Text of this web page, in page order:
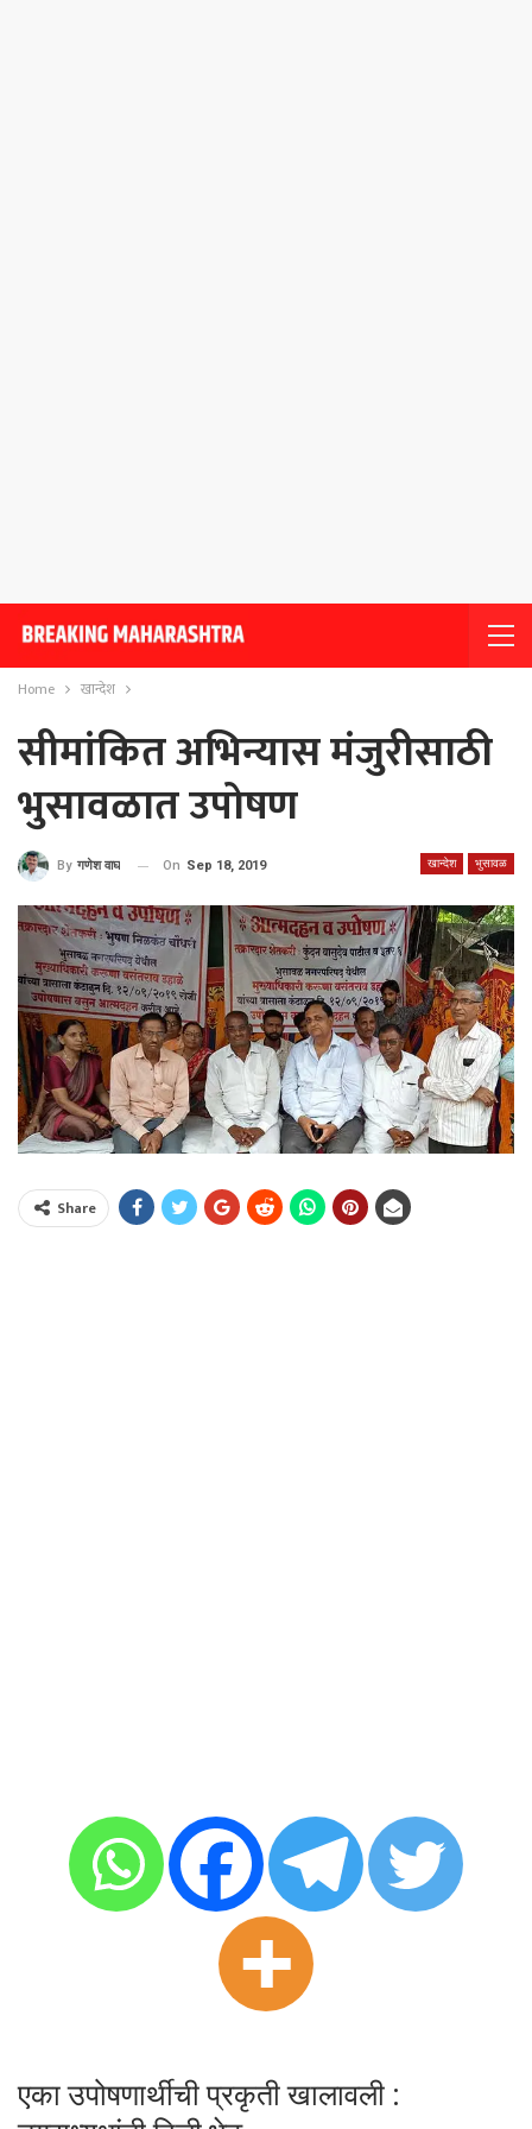
Home खान्देश
सीमांकित अभिन्यास मंजुरीसाठी
भुसावळात उपोषण
खान्देश भुसावळ
By गणेश वाघ On Sep 18, 2019
Share
एका उपोषणार्थीची प्रकृती खालावली :